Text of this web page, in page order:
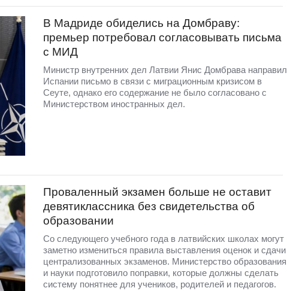
В Мадриде обиделись на Домбраву:
премьер потребовал согласовывать письма
с МИД
Министр внутренних дел Латвии Янис Домбрава направил
Испании письмо в связи с миграционным кризисом в
Сеуте, однако его содержание не было согласовано с
Министерством иностранных дел.
Проваленный экзамен больше не оставит
девятиклассника без свидетельства об
образовании
Со следующего учебного года в латвийских школах могут
заметно измениться правила выставления оценок и сдачи
централизованных экзаменов. Министерство образования
и науки подготовило поправки, которые должны сделать
систему понятнее для учеников, родителей и педагогов.